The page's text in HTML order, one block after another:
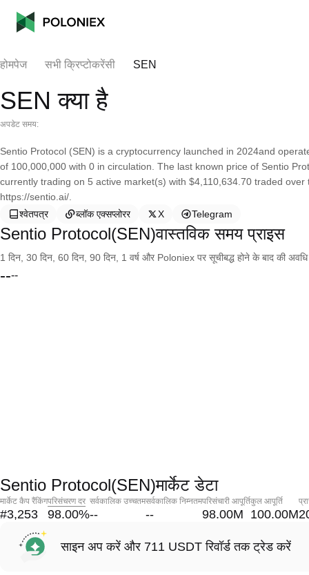
होमपेज सभी क्रिप्टोकरेंसी SEN
SEN क्या है
अपडेट समय:
Sentio Protocol (SEN) is a cryptocurrency launched in 2024and
of 100,000,000 with 0 in circulation. The last known price of Sentio
currently trading on 5 active market(s) with $4,110,634.70 traded
https://sentio.ai/.
श्वेतपत्र
ब्लॉक एक्सप्लोरर X Telegram
Sentio Protocol(SEN)वास्तविक समय प्राइस
1 दिन, 30 दिन, 60 दिन, 90 दिन, 1 वर्ष और Poloniex पर सूचीबद्ध होने के बाद की
----
Sentio Protocol(SEN)मार्केट डेटा
मार्केट कैप रैंकिंग
#3,253
परिसंचरण दर
98.00%
सर्वकालिक उच्चतम
--
सर्वकालिक निम्नतम
--
परिसंचारी आपूर्ति
98.00M
कुल आपूर्ति
100.00M
साइन अप करें और 711 USDT रिवॉर्ड तक ट्रेड करें